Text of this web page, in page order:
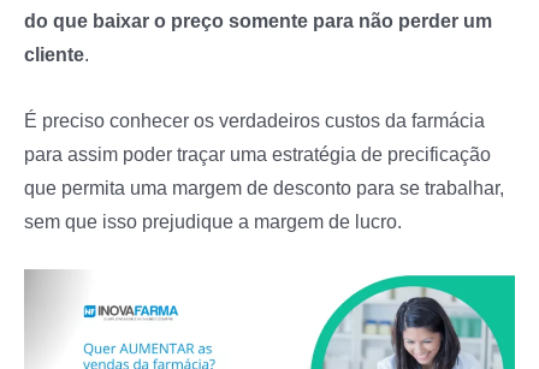
do que baixar o preço somente para não perder um
cliente.
É preciso conhecer os verdadeiros custos da farmácia
para assim poder traçar uma estratégia de precificação
que permita uma margem de desconto para se trabalhar,
sem que isso prejudique a margem de lucro.